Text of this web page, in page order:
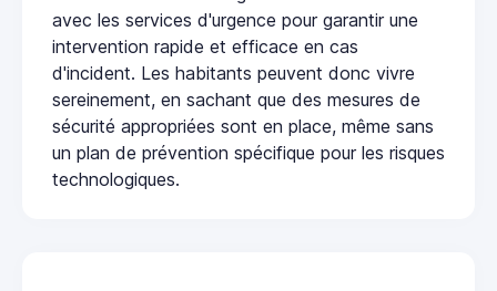
avec les services d'urgence pour garantir une
intervention rapide et efficace en cas
d'incident. Les habitants peuvent donc vivre
sereinement, en sachant que des mesures de
sécurité appropriées sont en place, même sans
un plan de prévention spécifique pour les risques
technologiques.